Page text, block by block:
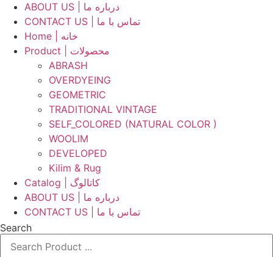
ABOUT US | درباره ما
CONTACT US | تماس با ما
Home | خانه
Product | محصولات
ABRASH
OVERDYEING
GEOMETRIC
TRADITIONAL VINTAGE
SELF_COLORED (NATURAL COLOR )
WOOLIM
DEVELOPED
Kilim & Rug
Catalog | کاتالوگ
ABOUT US | درباره ما
CONTACT US | تماس با ما
Search